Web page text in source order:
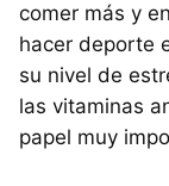
comer más y
hacer deporte
su nivel de
las vitaminas
papel muy